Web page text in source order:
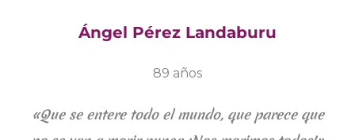
Ángel Pérez Landaburu
89 años
«Que se entere todo el mundo, que parece que